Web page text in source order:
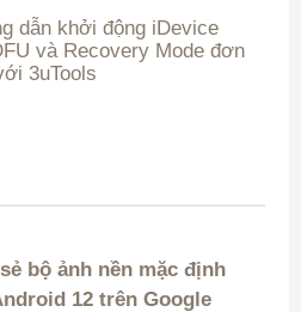
dẫn khởi động iDevice
và Recovery Mode đơn
3uTools
bộ ảnh nền mặc định
12 trên Google